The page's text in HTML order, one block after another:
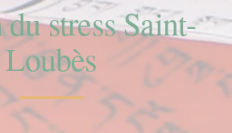
stress Saint-
Loubès